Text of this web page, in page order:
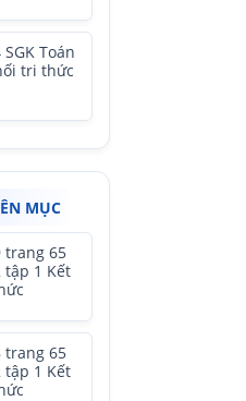
Toán
tri thức
MỤC
trang 65
tập 1 Kết
trang 65
tập 1 Kết